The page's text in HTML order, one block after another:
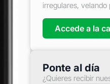
irregulares, velando
Accede a la
Ponte al día
¿Quieres recibir